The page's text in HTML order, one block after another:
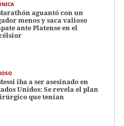
aguantó con un
menos y saca valioso
ante Platense en el
iba a ser asesinado en
Unidos: Se revela el plan
que tenían